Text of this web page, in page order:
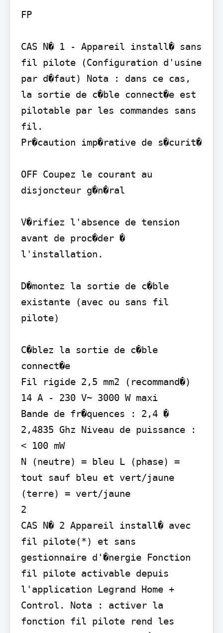
FP
CAS N� 1 - Appareil install� sans
fil pilote (Configuration d'usine
par d�faut) Nota : dans ce cas,
la sortie de c�ble connect�e est
pilotable par les commandes sans
fil.
Pr�caution imp�rative de s�curit�
OFF Coupez le courant au
disjoncteur g�n�ral
V�rifiez l'absence de tension
avant de proc�der �
l'installation.
D�montez la sortie de c�ble
existante (avec ou sans fil
pilote)
C�blez la sortie de c�ble
connect�e
Fil rigide 2,5 mm2 (recommand�)
14 A - 230 V~ 3000 W maxi
Bande de fr�quences : 2,4 �
2,4835 Ghz Niveau de puissance :
< 100 mW
N (neutre) = bleu L (phase) =
tout sauf bleu et vert/jaune
(terre) = vert/jaune
2
CAS N� 2 Appareil install� avec
fil pilote(*) et sans
gestionnaire d'�nergie Fonction
fil pilote activable depuis
l'application Legrand Home +
Control. Nota : activer la
fonction fil pilote rend les